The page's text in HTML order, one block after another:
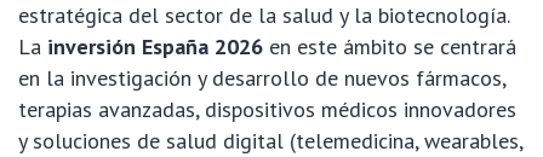
estratégica del sector de la salud y la biotecnología.
La inversión España 2026 en este ámbito se centrará
en la investigación y desarrollo de nuevos fármacos,
terapias avanzadas, dispositivos médicos innovadores
y soluciones de salud digital (telemedicina, wearables,